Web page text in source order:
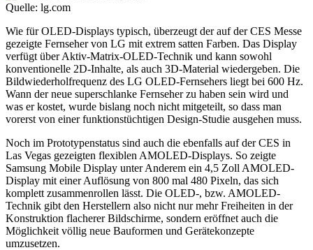
Quelle: lg.com
Wie für OLED-Displays typisch, überzeugt der auf der CES Messe
gezeigte Fernseher von LG mit extrem satten Farben. Das Display
verfügt über Aktiv-Matrix-OLED-Technik und kann sowohl
konventionelle 2D-Inhalte, als auch 3D-Material wiedergeben. Die
Bildwiederholfrequenz des LG OLED-Fernsehers liegt bei 600 Hz.
Wann der neue superschlanke Fernseher zu haben sein wird und
was er kostet, wurde bislang noch nicht mitgeteilt, so dass man
vorerst von einer funktionstüchtigen Design-Studie ausgehen muss.
Noch im Prototypenstatus sind auch die ebenfalls auf der CES in
Las Vegas gezeigten flexiblen AMOLED-Displays. So zeigte
Samsung Mobile Display unter Anderem ein 4,5 Zoll AMOLED-
Display mit einer Auflösung von 800 mal 480 Pixeln, das sich
komplett zusammenrollen lässt. Die OLED-, bzw. AMOLED-
Technik gibt den Herstellern also nicht nur mehr Freiheiten in der
Konstruktion flacherer Bildschirme, sondern eröffnet auch die
Möglichkeit völlig neue Bauformen und Gerätekonzepte
umzusetzen.